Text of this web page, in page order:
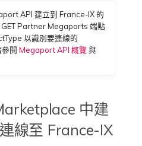
Salesforce Express
Connect
VMware Cloud
API 建立到 France-IX 的
GET Partner Megaports 端點
以識別要連線的
閱 Megaport API 概覽 與
中建
線至 France-IX